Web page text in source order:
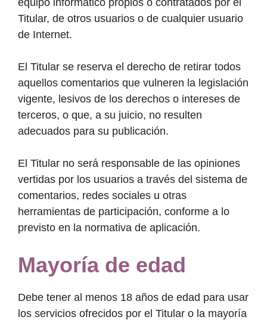
equipo informático propios o contratados por el
Titular, de otros usuarios o de cualquier usuario
de Internet.
El Titular se reserva el derecho de retirar todos
aquellos comentarios que vulneren la legislación
vigente, lesivos de los derechos o intereses de
terceros, o que, a su juicio, no resulten
adecuados para su publicación.
El Titular no será responsable de las opiniones
vertidas por los usuarios a través del sistema de
comentarios, redes sociales u otras
herramientas de participación, conforme a lo
previsto en la normativa de aplicación.
Mayoría de edad
Debe tener al menos 18 años de edad para usar
los servicios ofrecidos por el Titular o la mayoría